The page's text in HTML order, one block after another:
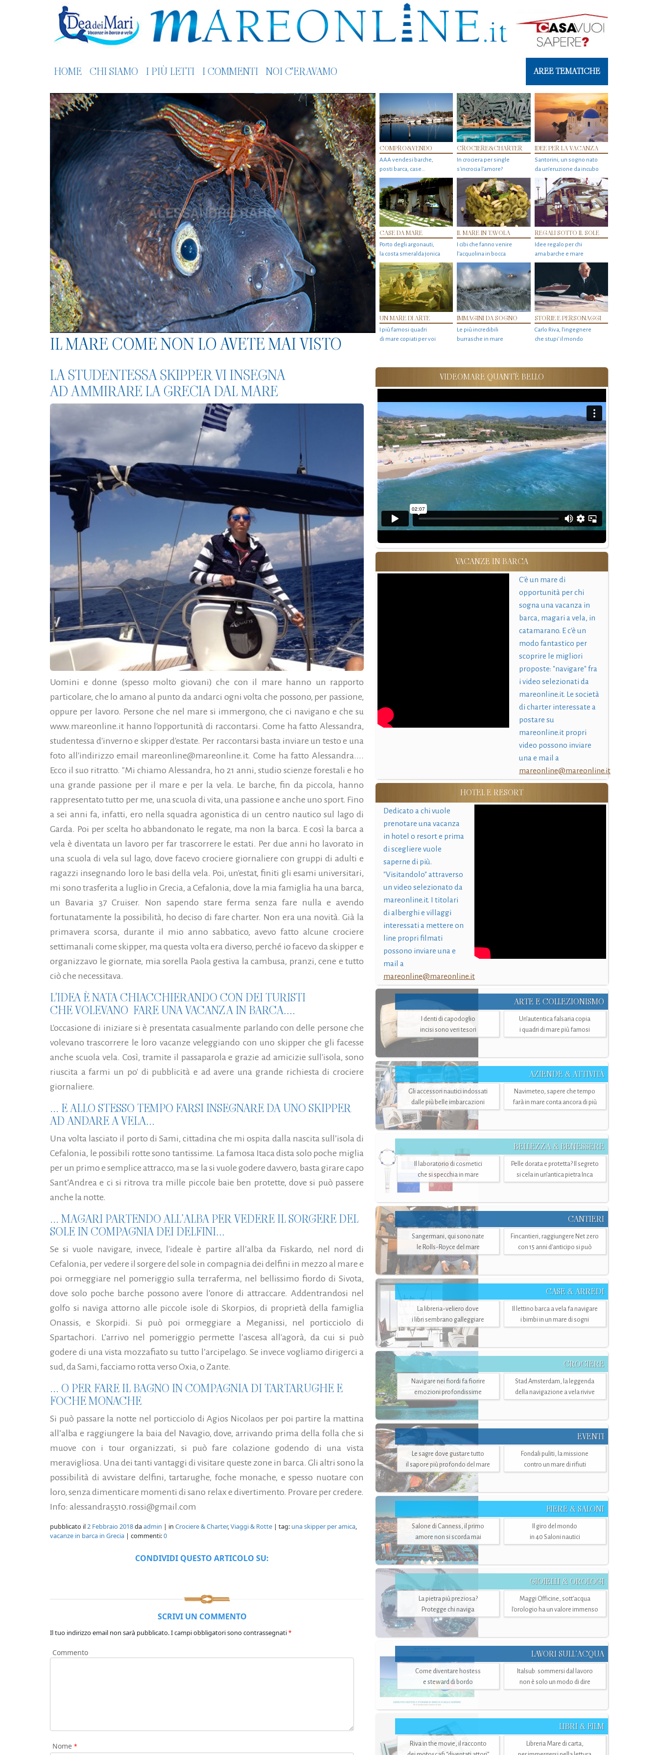
HOME CHI SIAMO I PIÙ LETTI I COMMENTI NOI C'ERAVAMO AREE TEMATICHE
IL MARE COME NON LO AVETE MAI VISTO
COMPRO&VENDO
AAA vendesi barche,
posti barca, case…
CROCIERE&CHARTER
In crociera per single
s'incrocia l’amore?
IDEE PER LA VACANZA
Santorini, un sogno nato
da un’eruzione da incubo
CASE DA MARE
Porto degli argonauti,
la costa smeralda jonica
IL MARE IN TAVOLA
I cibi che fanno venire
l’acquolina in bocca
REGALI SOTTO IL SOLE
Idee regalo per chi
ama barche e mare
UN MARE DI ARTE
I più famosi quadri
di mare copiati per voi
IMMAGINI DA SOGNO
Le più incredibili
burrasche in mare
STORIE E PERSONAGGI
Carlo Riva, l’ingegnere
che stupi' il mondo
LA STUDENTESSA SKIPPER VI INSEGNA
AD AMMIRARE LA GRECIA DAL MARE
Uomini e donne (spesso molto giovani) che con il mare hanno un rapporto
particolare, che lo amano al punto da andarci ogni volta che possono, per passione,
oppure per lavoro. Persone che nel mare si immergono, che ci navigano e che su
www.mareonline.it hanno l'opportunità di raccontarsi. Come ha fatto Alessandra,
studentessa d'inverno e skipper d'estate. Per raccontarsi basta inviare un testo e una
foto all'indirizzo email mareonline@mareonline.it. Come ha fatto Alessandra....
Ecco il suo ritratto. "Mi chiamo Alessandra, ho 21 anni, studio scienze forestali e ho
una grande passione per il mare e per la vela. Le barche, fin da piccola, hanno
rappresentato tutto per me, una scuola di vita, una passione e anche uno sport. Fino
a sei anni fa, infatti, ero nella squadra agonistica di un centro nautico sul lago di
Garda. Poi per scelta ho abbandonato le regate, ma non la barca. E così la barca a
vela è diventata un lavoro per far trascorrere le estati. Per due anni ho lavorato in
una scuola di vela sul lago, dove facevo crociere giornaliere con gruppi di adulti e
ragazzi insegnando loro le basi della vela. Poi, un'estat, finiti gli esami universitari,
mi sono trasferita a luglio in Grecia, a Cefalonia, dove la mia famiglia ha una barca,
un Bavaria 37 Cruiser. Non sapendo stare ferma senza fare nulla e avendo
fortunatamente la possibilità, ho deciso di fare charter. Non era una novità. Già la
primavera scorsa, durante il mio anno sabbatico, avevo fatto alcune crociere
settimanali come skipper, ma questa volta era diverso, perché io facevo da skipper e
organizzavo le giornate, mia sorella Paola gestiva la cambusa, pranzi, cene e tutto
ciò che necessitava.
L'IDEA È NATA CHIACCHIERANDO CON DEI TURISTI
CHE VOLEVANO FARE UNA VACANZA IN BARCA....
L'occasione di iniziare si è presentata casualmente parlando con delle persone che
volevano trascorrere le loro vacanze veleggiando con uno skipper che gli facesse
anche scuola vela. Così, tramite il passaparola e grazie ad amicizie sull'isola, sono
riuscita a farmi un po' di pubblicità e ad avere una grande richiesta di crociere
giornaliere.
... E ALLO STESSO TEMPO FARSI INSEGNARE DA UNO SKIPPER
AD ANDARE A VELA...
Una volta lasciato il porto di Sami, cittadina che mi ospita dalla nascita sull’isola di
Cefalonia, le possibili rotte sono tantissime. La famosa Itaca dista solo poche miglia
per un primo e semplice attracco, ma se la si vuole godere davvero, basta girare capo
Sant’Andrea e ci si ritrova tra mille piccole baie ben protette, dove si può passere
anche la notte.
... MAGARI PARTENDO ALL’ALBA PER VEDERE IL SORGERE DEL
SOLE IN COMPAGNIA DEI DELFINI...
Se si vuole navigare, invece, l'ideale è partire all’alba da Fiskardo, nel nord di
Cefalonia, per vedere il sorgere del sole in compagnia dei delfini in mezzo al mare e
poi ormeggiare nel pomeriggio sulla terraferma, nel bellissimo fiordo di Sivota,
dove solo poche barche possono avere l’onore di attraccare. Addentrandosi nel
golfo si naviga attorno alle piccole isole di Skorpios, di proprietà della famiglia
Onassis, e Skorpidi. Si può poi ormeggiare a Meganissi, nel porticciolo di
Spartachori. L’arrivo nel pomeriggio permette l’ascesa all'agorà, da cui si può
godere di una vista mozzafiato su tutto l’arcipelago. Se invece vogliamo dirigerci a
sud, da Sami, facciamo rotta verso Oxia, o Zante.
... O PER FARE IL BAGNO IN COMPAGNIA DI TARTARUGHE E
FOCHE MONACHE
Si può passare la notte nel porticciolo di Agios Nicolaos per poi partire la mattina
all’alba e raggiungere la baia del Navagio, dove, arrivando prima della folla che si
muove con i tour organizzati, si può fare colazione godendo di una vista
meravigliosa. Una dei tanti vantaggi di visitare queste zone in barca. Gli altri sono la
possibilità di avvistare delfini, tartarughe, foche monache, e spesso nuotare con
loro, senza dimenticare momenti di sano relax e divertimento. Provare per credere.
Info: alessandra5510.rossi@gmail.com
pubblicato il 2 Febbraio 2018daadmin | in Crociere & Charter, Viaggi & Rotte | tag: una skipper per amica
vacanze in barca in Grecia | commenti:0
CONDIVIDI QUESTO ARTICOLO SU:
SCRIVI UN COMMENTO
Il tuo indirizzo email non sarà pubblicato.I campi obbligatori sono contrassegnati*
Commento
Nome *
VIDEOMARE QUANT'È BELLO
VACANZE IN BARCA
C'è un mare di
opportunità per chi
sogna una vacanza in
barca, magari a vela, in
catamarano. E c'è un
modo fantastico per
scoprire le migliori
proposte: "navigare" fra
i video selezionati da
mareonline.it. Le società
di charter interessate a
postare su
mareonline.it propri
video possono inviare
una e mail a
mareonline@mareonline.it
HOTEL E RESORT
Dedicato a chi vuole
prenotare una vacanza
in hotel o resort e prima
di scegliere vuole
saperne di più.
"Visitandolo" attraverso
un video selezionato da
mareonline.it. I titolari
di alberghi e villaggi
interessati a mettere on
line propri filmati
possono inviare una e
mail a
mareonline@mareonline.it
ARTE E COLLEZIONISMO
I denti di capodoglio
incisi sono veri tesori
Un’autentica falsaria copia
i quadri di mare più famosi
AZIENDE & ATTIVITÀ
Gli accessori nautici indossati
dalle più belle imbarcazioni
Navimeteo, sapere che tempo
farà in mare conta ancora di più
BELLEZZA & BENESSERE
Il laboratorio di cosmetici
che si specchia in mare
Pelle dorata e protetta? Il segreto
si cela in un’antica pietra Inca
CANTIERI
Sangermani, qui sono nate
le Rolls-Royce del mare
Fincantieri, raggiungere Net zero
con 15 anni d'anticipo si può
CASE & ARREDI
La libreria-veliero dove
i libri sembrano galleggiare
Il lettino barca a vela fa navigare
i bimbi in un mare di sogni
CROCIERE
Navigare nei fiordi fa fiorire
emozioni profondissime
Stad Amsterdam, la leggenda
della navigazione a vela rivive
EVENTI
Le sagre dove gustare tutto
il sapore più profondo del mare
Fondali puliti, la missione
contro un mare di rifiuti
FIERE & SALONI
Salone di Canness, il primo
amore non si scorda mai
Il giro del mondo
in 40 Saloni nautici
GIOIELLI & OROLOGI
La pietra più preziosa?
Protegge chi naviga
Maggi Officine, sott’acqua
l'orologio ha un valore immenso
LAVORI SULL’ACQUA
Come diventare hostess
e steward di bordo
Italsub: sommersi dal lavoro
non è solo un modo di dire
LIBRI & FILM
Riva in the movie, il racconto
Libreria Mare di carta,